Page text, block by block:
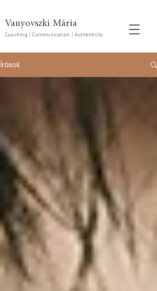
Vanyovszki Mária
Coaching | Communication | Authenticity
Írások